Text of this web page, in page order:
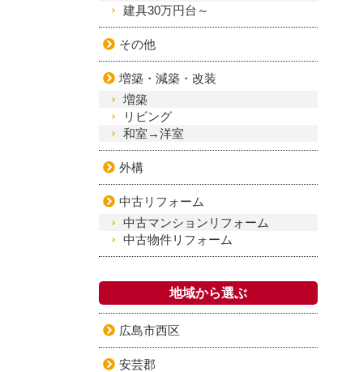
建具30万円台～
その他
増築・減築・改装
増築
リビング
和室→洋室
外構
中古リフォーム
中古マンションリフォーム
中古物件リフォーム
地域から選ぶ
広島市西区
安芸郡